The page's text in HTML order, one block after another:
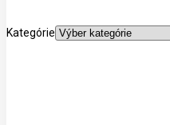
Kategórie